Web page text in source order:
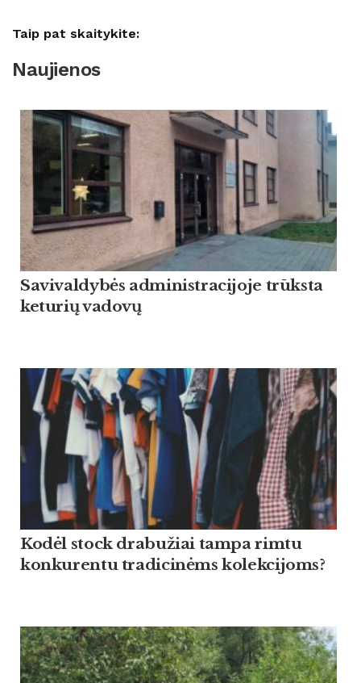
Taip pat skaitykite:
Naujienos
Savivaldybės administracijoje trūksta
keturių vadovų
Kodėl stock drabužiai tampa rimtu
konkurentu tradicinėms kolekcijoms?